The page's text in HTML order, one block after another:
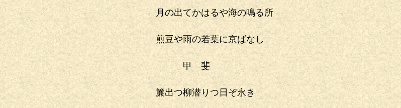
月の出てかはるや海の鳴る所
煎豆や雨の若葉に京ばなし
甲 斐
簾出つ柳潜りつ日ぞ永き